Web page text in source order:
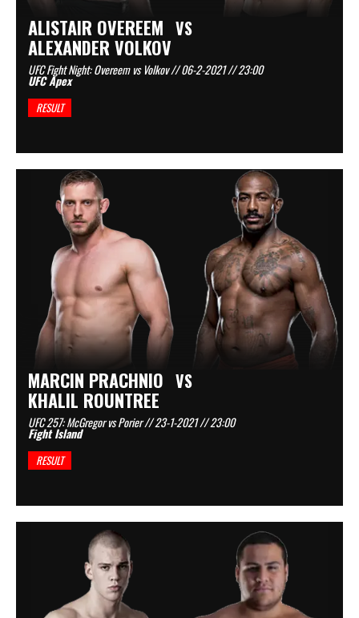
ALISTAIR OVEREEM VS
ALEXANDER VOLKOV
UFC Fight Night: Overeem vs Volkov // 06-2-2021 // 23:00
UFC Apex
RESULT
MARCIN PRACHNIO VS
KHALIL ROUNTREE
UFC 257: McGregor vs Porier // 23-1-2021 // 23:00
Fight Island
RESULT